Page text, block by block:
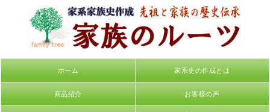
ホーム 家系史の作成とは
商品紹介 お客様の声